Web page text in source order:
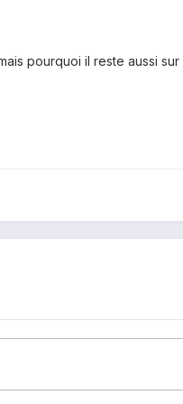
pourquoi il reste aussi sur